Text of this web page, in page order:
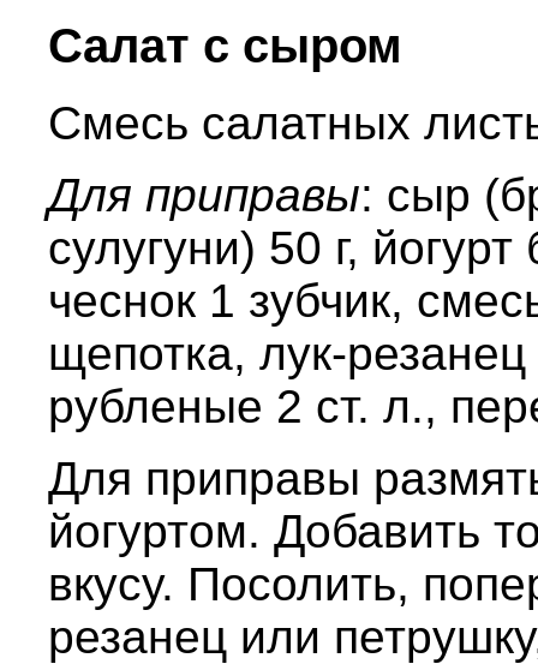
Салат с сыром
Смесь салатных
Для приправы: сыр
сулугуни) 50 г,
чеснок 1 зубчик,
щепотка, лук-
рубленые 2 ст. л.,
Для приправы
йогуртом. Добавить
вкусу. Посолить,
резанец или